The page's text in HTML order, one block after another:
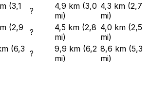
(3,1
?
4,9 km (3,0
mi)
4,3 km (2,7
mi)
(2,9
?
4,5 km (2,8
mi)
4,0 km (2,5
mi)
(6,3 ?
9,9 km (6,2
mi)
8,6 km (5,3
mi)